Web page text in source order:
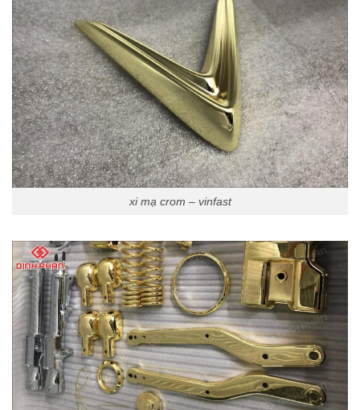
xi mạ crom – vinfast